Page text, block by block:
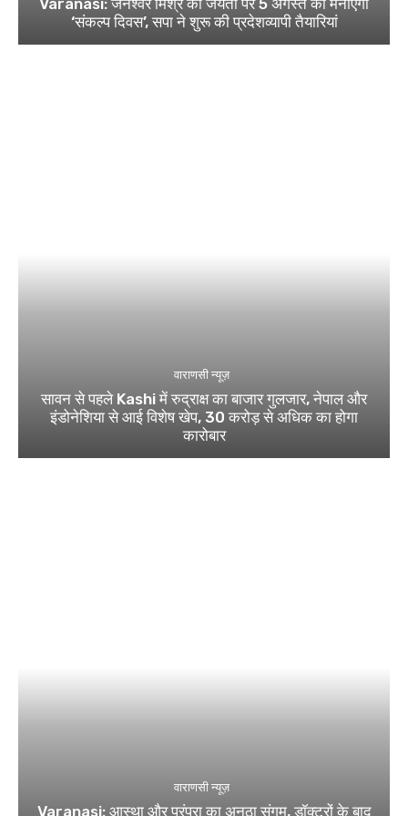
‘संकल्प दिवस’, सपा ने शुरू की प्रदेशव्यापी तैयारियां
वाराणसी न्यूज़
सावन से पहले Kashi में रुद्राक्ष का बाजार गुलजार, नेपाल और
इंडोनेशिया से आई विशेष खेप, 30 करोड़ से अधिक का होगा
कारोबार
वाराणसी न्यूज़
Varanasi: आस्था और परंपरा का अनूठा संगम, डॉक्टरों के बाद